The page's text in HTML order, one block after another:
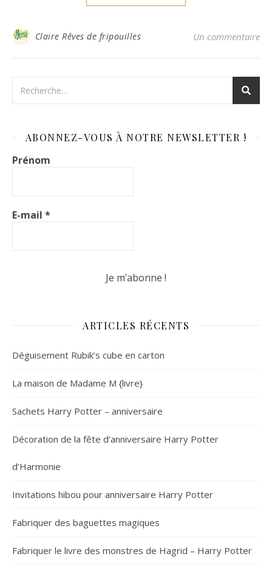
Claire Rêves de fripouilles Un commentaire
ABONNEZ-VOUS À NOTRE NEWSLETTER !
Prénom
E-mail *
ARTICLES RÉCENTS
Déguisement Rubik’s cube en carton
La maison de Madame M {livre}
Sachets Harry Potter – anniversaire
Décoration de la fête d’anniversaire Harry Potter
d’Harmonie
Invitations hibou pour anniversaire Harry Potter
Fabriquer des baguettes magiques
Fabriquer le livre des monstres de Hagrid – Harry Potter